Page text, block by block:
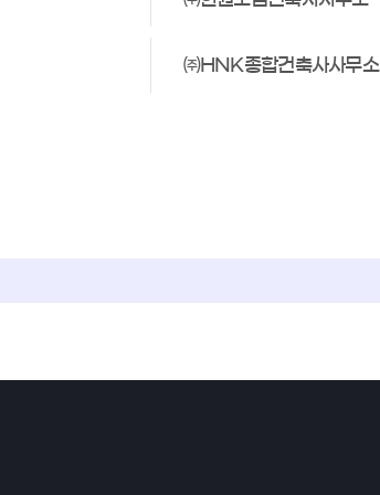
㈜HNK종합건축사사무소